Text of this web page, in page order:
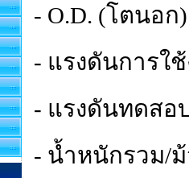
- O.D. (โตนอก
- แรงดันการใ
- แรงดันทดสอ
- น้ำหนักรวม/ม้